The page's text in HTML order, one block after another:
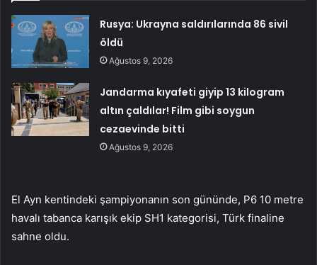
Rusya: Ukrayna saldırılarında 86 sivil
öldü
Ağustos 9, 2026
Jandarma kıyafeti giyip 13 kilogram
altın çaldılar! Film gibi soygun
cezaevinde bitti
Ağustos 9, 2026
El Ayn kentindeki şampiyonanın son gününde, P6 10 metre
havalı tabanca karışık ekip SH1 kategorisi, Türk finaline
sahne oldu.